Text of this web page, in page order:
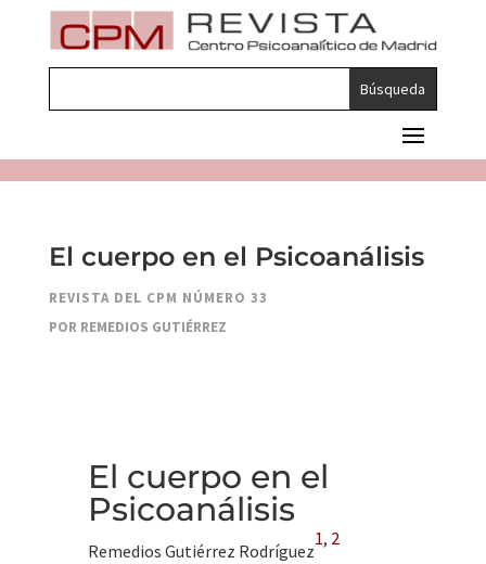
El cuerpo en el Psicoanálisis
REVISTA DEL CPM NÚMERO 33
POR REMEDIOS GUTIÉRREZ
El cuerpo en el
Psicoanálisis
Remedios Gutiérrez Rodríguez
1, 2